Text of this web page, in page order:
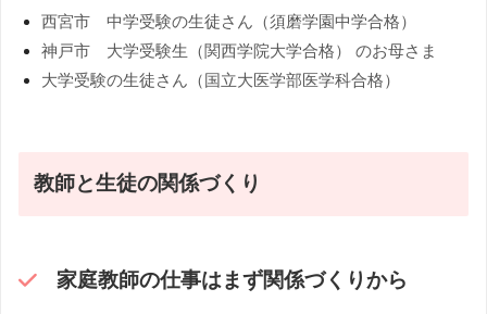
西宮市 中学受験の生徒さん（須磨学園中学合格）
神戸市 大学受験生（関西学院大学合格） のお母さま
大学受験の生徒さん（国立大医学部医学科合格）
教師と生徒の関係づくり
家庭教師の仕事はまず関係づくりから